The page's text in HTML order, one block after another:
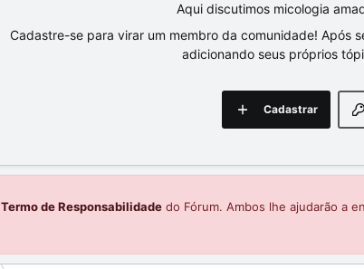
Aqui discutimos micologia
Cadastre-se para virar um membro da comunidade! Após
adicionando seus próprios
Cadastrar
Termo de Responsabilidade do Fórum. Ambos lhe ajudarão a